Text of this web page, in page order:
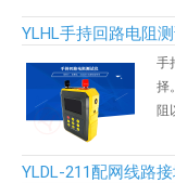
YLHL手持回路电阻
手
择
阻
YLDL-211配网线路